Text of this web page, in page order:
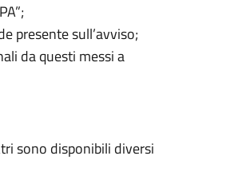
presente sull’avviso;
da questi messi a
sono disponibili diversi